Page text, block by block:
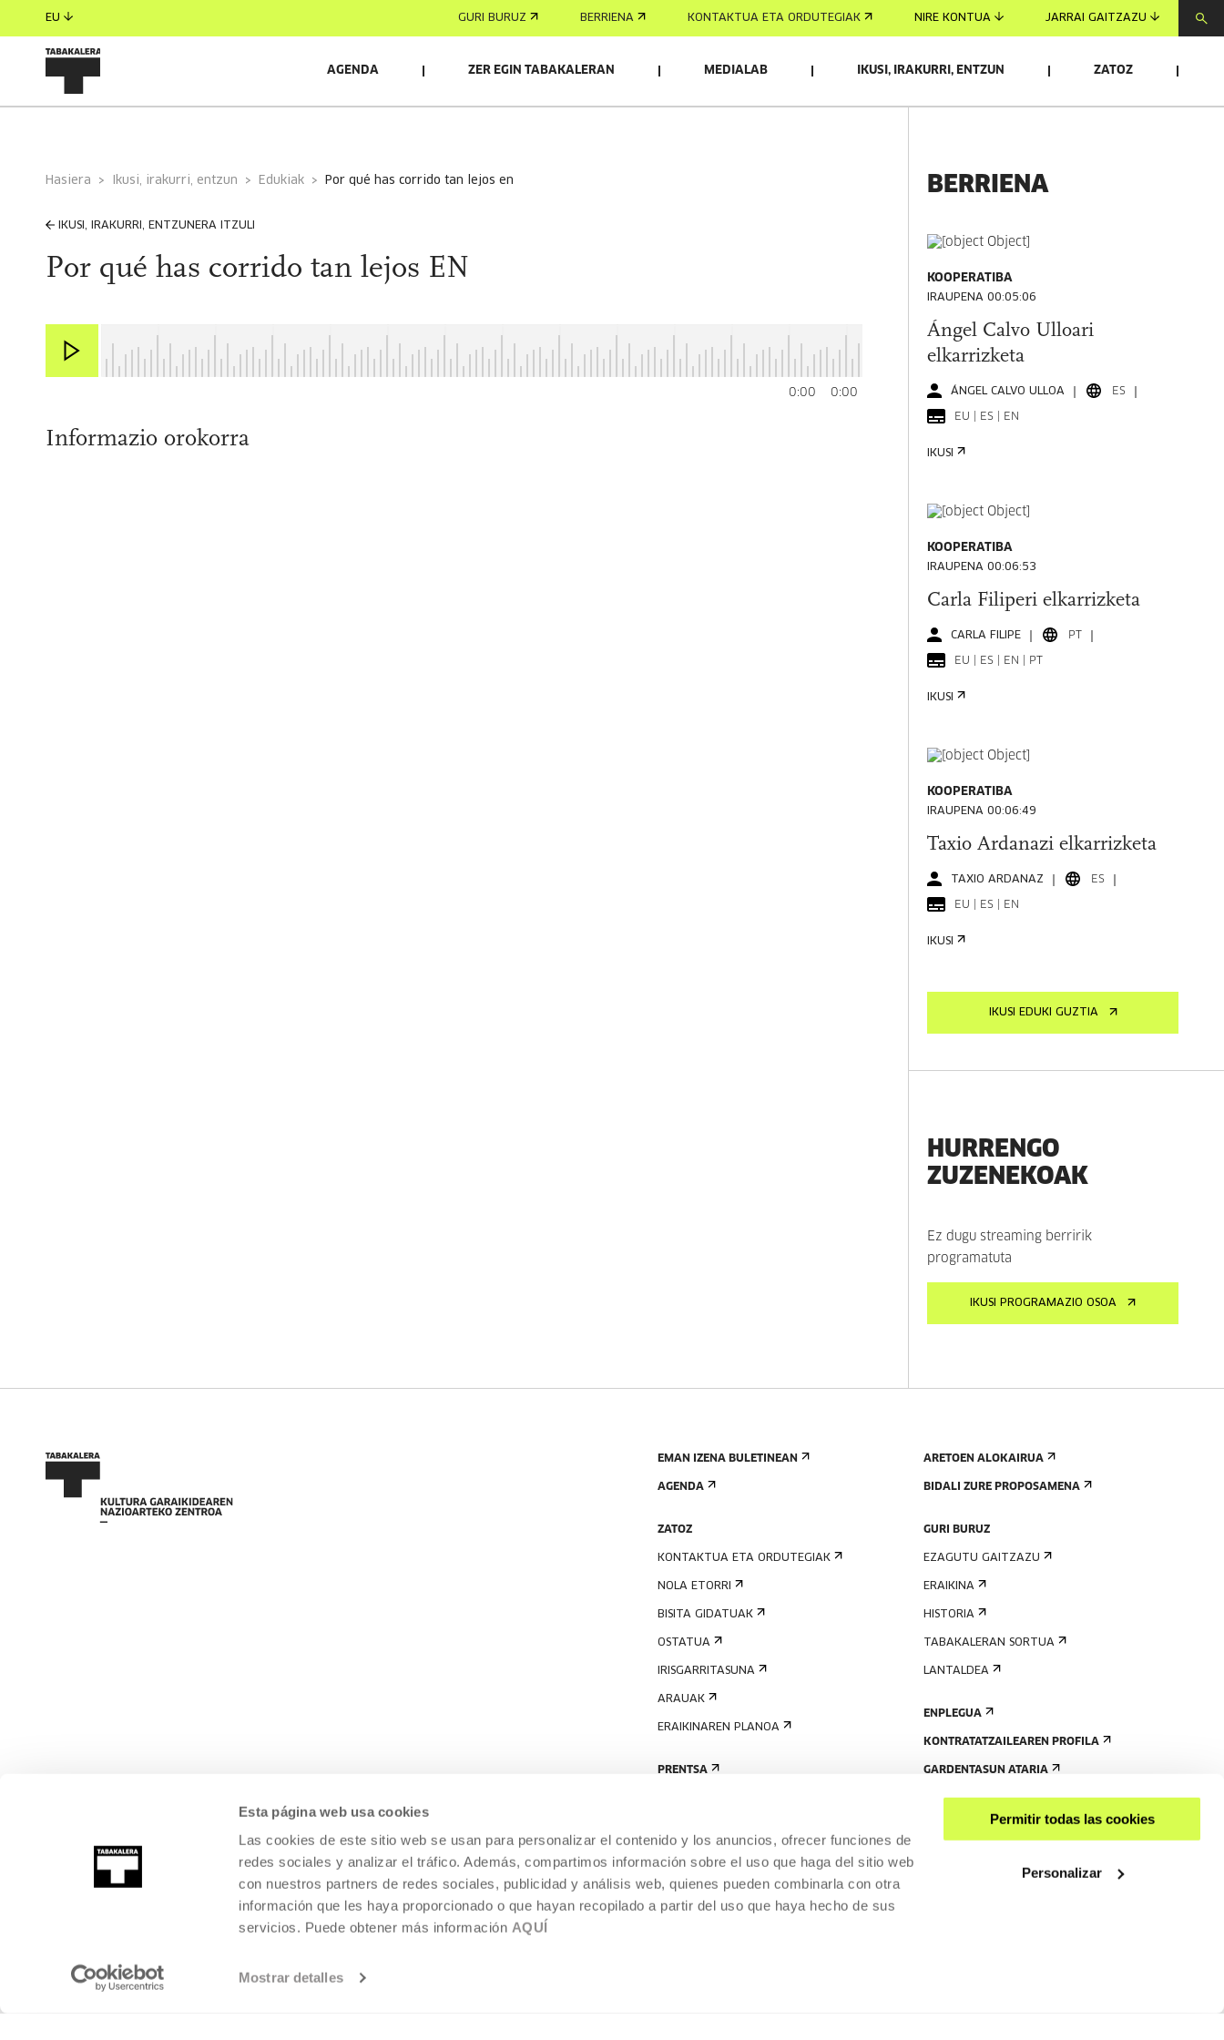
Esta página web usa cookies
Las cookies de este sitio web se usan para personalizar el contenido y los anuncios, ofrecer funciones de
redes sociales y analizar el tráfico. Además, compartimos información sobre el uso que haga del sitio web
con nuestros partners de redes sociales, publicidad y análisis web, quienes pueden combinarla con otra
información que les haya proporcionado o que hayan recopilado a partir del uso que haya hecho de sus
servicios. Puede obtener más información AQUÍ
Mostrar detalles
Permitir todas las cookies
Personalizar
EU GURI BURUZ BERRIENA KONTAKTUA ETA ORDUTEGIAK NIRE KONTUA JARRAI GAITZAZU
AGENDA ZER EGIN TABAKALERAN MEDIALAB IKUSI, IRAKURRI, ENTZUN ZATOZ
Hasiera Ikusi, irakurri, entzun Edukiak por qué has corrido tan lejos en
IKUSI, IRAKURRI, ENTZUNERA ITZULI
Por qué has corrido tan lejos EN
0:00 0:00
Informazio orokorra
BERRIENA
KOOPERATIBA
IRAUPENA 00:05:06
Ángel Calvo Ulloari
elkarrizketa
ÁNGEL CALVO ULLOA ES
EU | ES | EN
IKUSI
KOOPERATIBA
IRAUPENA 00:06:53
Carla Filiperi elkarrizketa
CARLA FILIPE PT
EU | ES | EN | PT
IKUSI
KOOPERATIBA
IRAUPENA 00:06:49
Taxio Ardanazi elkarrizketa
TAXIO ARDANAZ ES
EU | ES | EN
IKUSI
IKUSI EDUKI GUZTIA
HURRENGO
ZUZENEKOAK
Ez dugu streaming berririk
programatuta
IKUSI PROGRAMAZIO OSOA
EMAN IZENA BULETINEAN
AGENDA
ZATOZ
KONTAKTUA ETA ORDUTEGIAK
NOLA ETORRI
BISITA GIDATUAK
OSTATUA
IRISGARRITASUNA
ARAUAK
ERAIKINAREN PLANOA
PRENTSA
ARETOEN ALOKAIRUA
BIDALI ZURE PROPOSAMENA
GURI BURUZ
EZAGUTU GAITZAZU
ERAIKINA
HISTORIA
TABAKALERAN SORTUA
LANTALDEA
ENPLEGUA
KONTRATATZAILEAREN PROFILA
GARDENTASUN ATARIA
2026 TABAKALERA.
KULTURA GARAIKIDEAREN NAZIOARTEKO ZENTROA,